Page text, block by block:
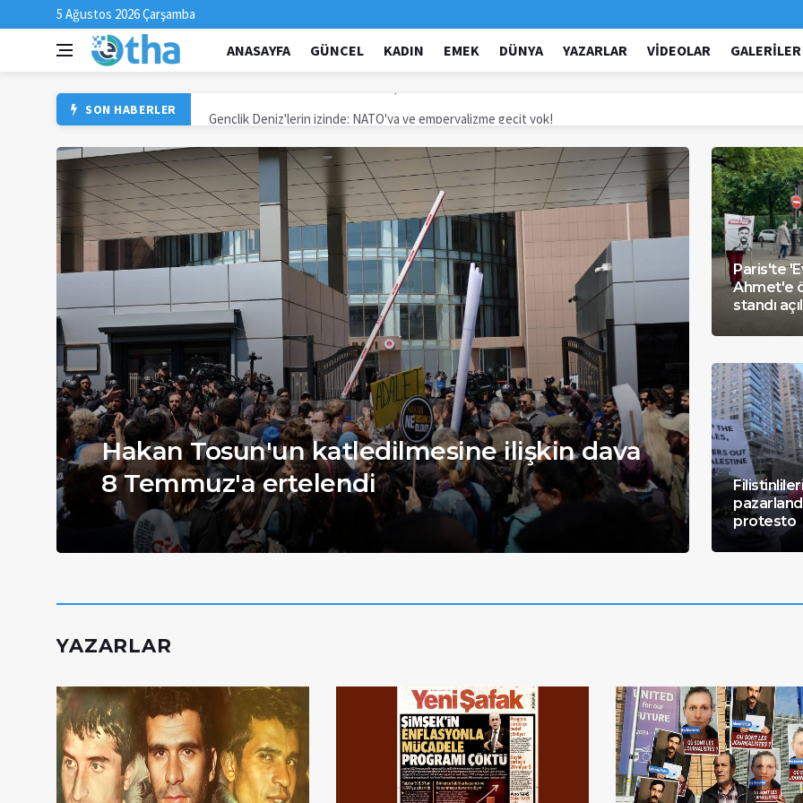
5 Ağustos 2026 Çarşamba
ANASAYFA GÜNCEL KADIN EMEK DÜNYA YAZARLAR VIDEOLAR GALERILER
SON HABERLER
Suruç katliamının faili İlyas Aydın iade edilmiyor
Hakan Tosun davası: Adaleti mücadelemiz ile sağlayacağız
Paris'te 'Eva ve Ahmet'e özgürlük' standı açıldı
Hürmüz'den Gazze'ye kriz derinleşiyor
DEM Parti, Taksim'deki polis işkencesini Meclis gündemine taşıdı
Devrimci gençler Denizler'i andı: Sözümüzdür, NATO toplantısını yaptırtmayacağız
Ajansımızın yeni sitesinin adresi: https://etha57.com/
Hakan Tosun'un katledilmesine ilişkin dava 8 Temmuz'a ertelendi
Hakan Tosun'un katledilmesine ilişkin dava
8 Temmuz'a ertelendi
Paris'te
Ahmet'e
standı
protesto
YAZARLAR